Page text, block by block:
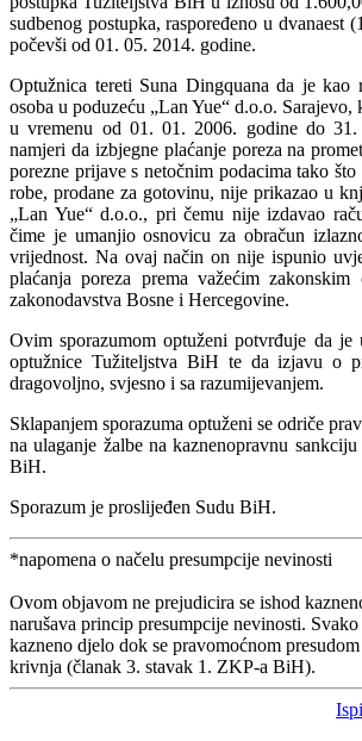
sudbenog postupka, raspoređeno u dvanaest
počevši od 01. 05. 2014. godine.
Optužnica tereti Suna Dingquana da je kao
osoba u poduzeću „Lan Yue“ d.o.o.
u vremenu od 01. 01. 2006. godine do
namjeri da izbjegne plaćanje poreza na
porezne prijave s netočnim podacima tako
robe, prodane za gotovinu, nije prikazao u
„Lan Yue“ d.o.o., pri čemu nije izdavao
čime je umanjio osnovicu za obračun
vrijednost. Na ovaj način on nije ispunio
plaćanja poreza prema važećim zakonskim
zakonodavstva Bosne i Hercegovine.
Ovim sporazumom optuženi potvrđuje da je
optužnice Tužiteljstva BiH te da izjavu o
dragovoljno, svjesno i sa razumijevanjem.
Sklapanjem sporazuma optuženi se odriče
na ulaganje žalbe na kaznenopravnu
BiH.
Sporazum je proslijeđen Sudu BiH.
*napomena o načelu presumpcije nevinosti
Ovom objavom ne prejudicira se ishod
narušava princip presumpcije nevinosti. Svako
kazneno djelo dok se pravomoćnom
krivnja (članak 3. stavak 1. ZKP-a BiH).